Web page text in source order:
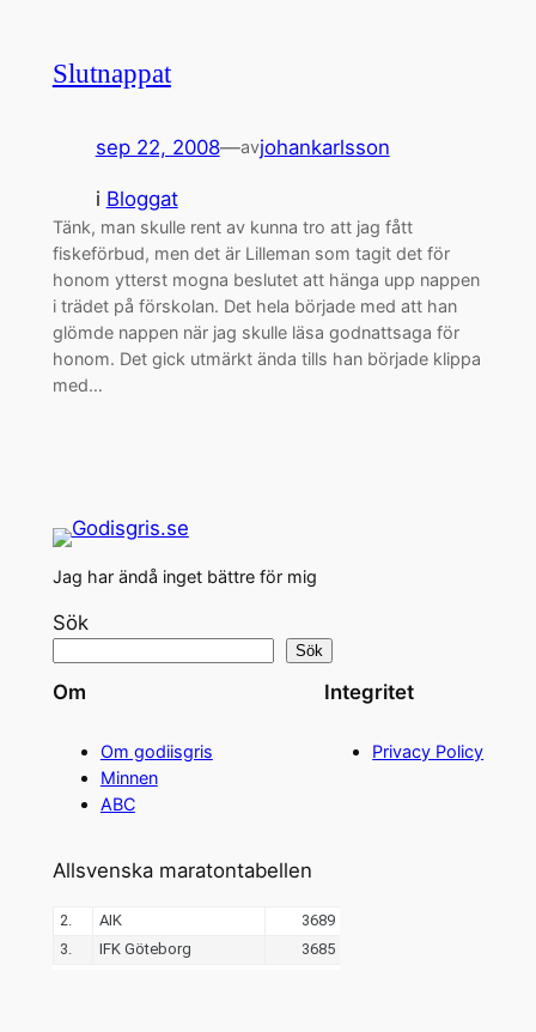
Slutnappat
sep 22, 2008—avjohankarlsson
i Bloggat
Tänk, man skulle rent av kunna tro att jag fått
fiskeförbud, men det är Lilleman som tagit det för
honom ytterst mogna beslutet att hänga upp nappen
i trädet på förskolan. Det hela började med att han
glömde nappen när jag skulle läsa godnattsaga för
honom. Det gick utmärkt ända tills han började klippa
med…
Jag har ändå inget bättre för mig
Sök
Sök
Om
Om godiisgris
Minnen
ABC
Integritet
Privacy Policy
Allsvenska maratontabellen